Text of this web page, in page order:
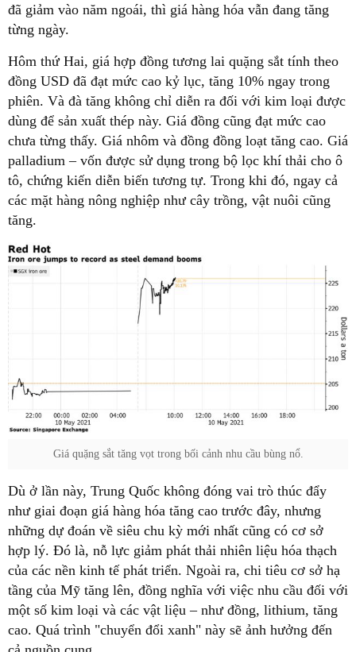
đã giảm vào năm ngoái, thì giá hàng hóa vẫn đang tăng
từng ngày.
Hôm thứ Hai, giá hợp đồng tương lai quặng sắt tính theo
đồng USD đã đạt mức cao kỷ lục, tăng 10% ngay trong
phiên. Và đà tăng không chỉ diễn ra đối với kim loại được
dùng để sản xuất thép này. Giá đồng cũng đạt mức cao
chưa từng thấy. Giá nhôm và đồng đồng loạt tăng cao. Giá
palladium – vốn được sử dụng trong bộ lọc khí thải cho ô
tô, chứng kiến diễn biến tương tự. Trong khi đó, ngay cả
các mặt hàng nông nghiệp như cây trồng, vật nuôi cũng
tăng.
Giá quặng sắt tăng vọt trong bối cảnh nhu cầu bùng nổ.
Dù ở lần này, Trung Quốc không đóng vai trò thúc đẩy
như giai đoạn giá hàng hóa tăng cao trước đây, nhưng
những dự đoán về siêu chu kỳ mới nhất cũng có cơ sở
hợp lý. Đó là, nỗ lực giảm phát thải nhiên liệu hóa thạch
của các nền kinh tế phát triển. Ngoài ra, chi tiêu cơ sở hạ
tầng của Mỹ tăng lên, đồng nghĩa với việc nhu cầu đối với
một số kim loại và các vật liệu – như đồng, lithium, tăng
cao. Quá trình "chuyển đổi xanh" này sẽ ảnh hưởng đến